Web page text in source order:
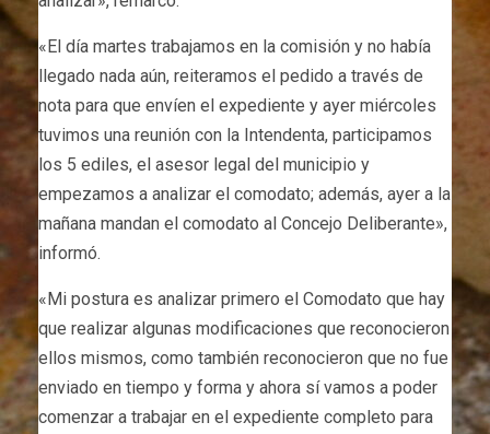
«El día martes trabajamos en la comisión y no había
llegado nada aún, reiteramos el pedido a través de
nota para que envíen el expediente y ayer miércoles
tuvimos una reunión con la Intendenta, participamos
los 5 ediles, el asesor legal del municipio y
empezamos a analizar el comodato; además, ayer a la
mañana mandan el comodato al Concejo Deliberante»,
informó.
«Mi postura es analizar primero el Comodato que hay
que realizar algunas modificaciones que reconocieron
ellos mismos, como también reconocieron que no fue
enviado en tiempo y forma y ahora sí vamos a poder
comenzar a trabajar en el expediente completo para